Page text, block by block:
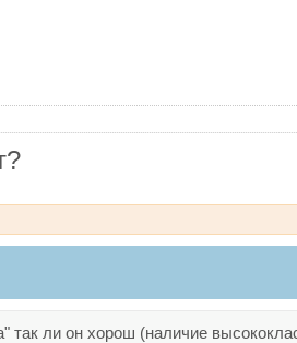
ли он хорош (наличие